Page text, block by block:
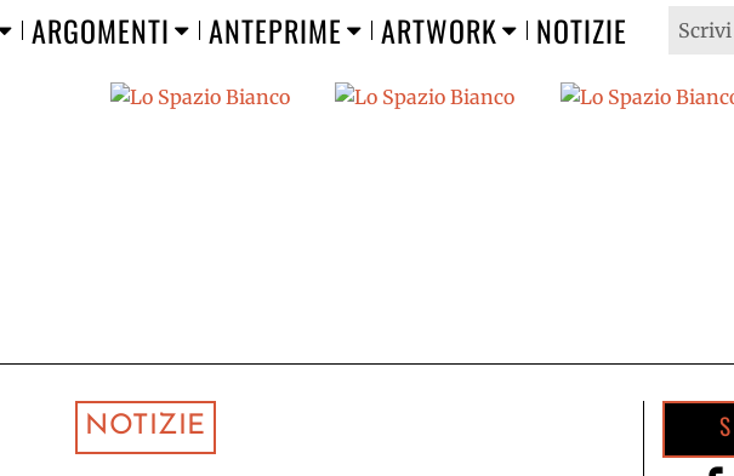
ARGOMENTI ANTEPRIME ARTWORK NOTIZIE
NOTIZIE